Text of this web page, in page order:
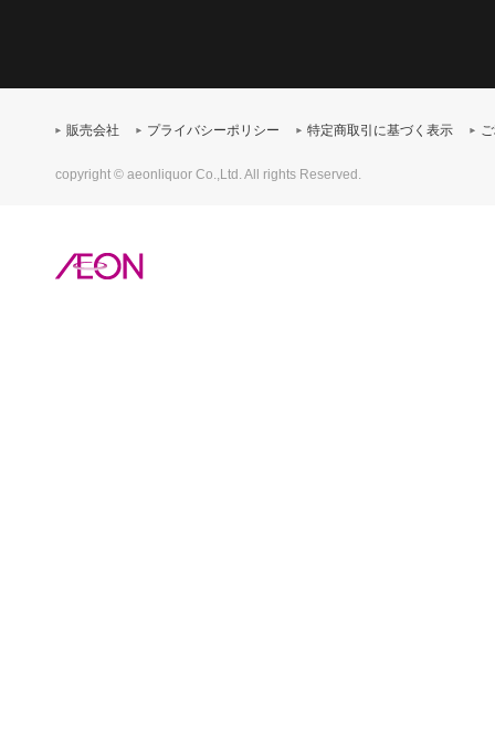
販売会社 プライバシーポリシー 特定商取引に基づく表示
copyright © aeonliquor Co.,Ltd. All rights Reserved.